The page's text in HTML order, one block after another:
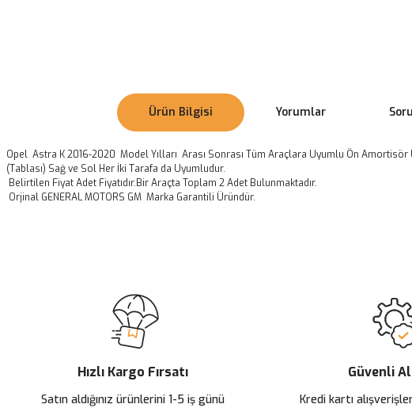
Ürün Bilgisi Yorumlar
Opel Astra K 2016-2020 Model Yılları Arası Sonrası Tüm Araçlara Uyumlu Ön
(Tablası) Sağ ve Sol Her İki Tarafa da Uyumludur.
Belirtilen Fiyat Adet Fiyatıdır.Bir Araçta Toplam 2 Adet Bulunmaktadır.
Orjinal GENERAL MOTORS GM Marka Garantili Üründür.
Ürün açıklamasında eksik bilgiler bulunuyor.
Ürün bilgilerinde hatalar bulunuyor.
Ürün fiyatı diğer sitelerden daha pahalı.
Bu ürüne benzer farklı alternatifler olmalı.
Hızlı Kargo Fırsatı
Satın aldığınız ürünlerini 1-5 iş günü
Güvenli
Kredi kartı